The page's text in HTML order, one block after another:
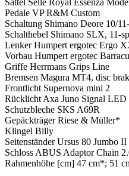
Sattel Selle Royal Essenza
Pedale VP R&M Custom
Schaltung Shimano Deore 10/
Schalthebel Shimano SLX, 11-
LenkerHumpert ergotec Ergo
Vorbau Humpert ergotec
Griffe Herrmans Grips Line
Bremsen Magura MT4, disc
Frontlicht Supernova mini 2
Rücklicht Axa Juno Signal LED
Schutzbleche SKS A69R
GepäckträgerRiese & Müller*
Klingel Billy
SeitenständerUrsus 80 Jumbo
Schloss ABUS Adaptor Chain
Rahmenhöhe [cm] 47 cm*; 51